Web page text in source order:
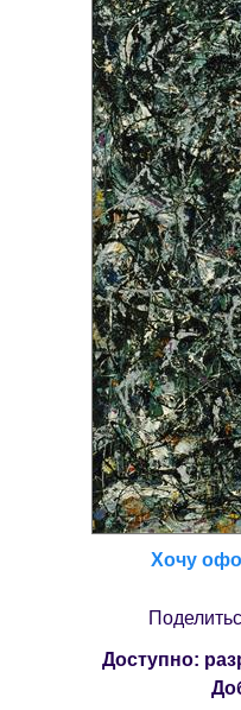
Хочу
Доступно: